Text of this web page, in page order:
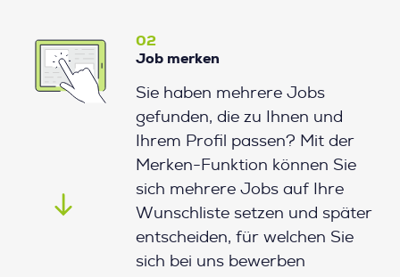
02
Job merken
Sie haben mehrere Jobs
gefunden, die zu Ihnen und
Ihrem Profil passen? Mit der
Merken-Funktion können Sie
sich mehrere Jobs auf Ihre
Wunschliste setzen und später
entscheiden, für welchen Sie
sich bei uns bewerben